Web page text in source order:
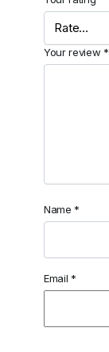
Your review *
Name *
Email *